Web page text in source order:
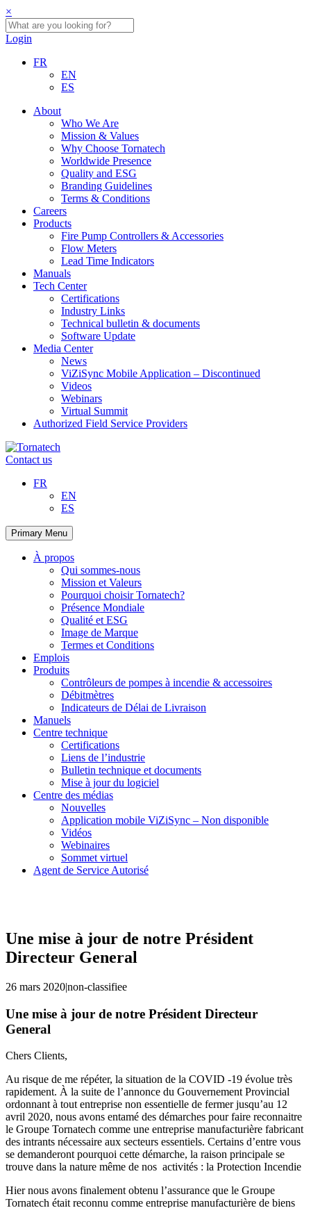
×
Login
FR
EN
ES
About
Who We Are
Mission & Values
Why Choose Tornatech
Worldwide Presence
Quality and ESG
Branding Guidelines
Terms & Conditions
Careers
Products
Fire Pump Controllers & Accessories
Flow Meters
Lead Time Indicators
Manuals
Tech Center
Certifications
Industry Links
Technical bulletin & documents
Software Update
Media Center
News
ViZiSync Mobile Application – Discontinued
Videos
Webinars
Virtual Summit
Authorized Field Service Providers
Skip
to
Contact us
FR
EN
ES
Primary Menu
À propos
Qui sommes-nous
Mission et Valeurs
Pourquoi choisir Tornatech?
Présence Mondiale
Qualité et ESG
Image de Marque
Termes et Conditions
Emplois
Produits
Contrôleurs de pompes à incendie & accessoires
Débitmètres
Indicateurs de Délai de Livraison
Manuels
Centre technique
Certifications
Liens de l’industrie
Bulletin technique et documents
Mise à jour du logiciel
Centre des médias
Nouvelles
Application mobile ViZiSync – Non disponible
Vidéos
Webinaires
Sommet virtuel
Agent de Service Autorisé
Une mise à jour de notre Président
Directeur General
26 mars 2020|non-classifiee
Une mise à jour de notre Président Directeur
General
Chers Clients,
Au risque de me répéter, la situation de la COVID -19 évolue très
rapidement. À la suite de l’annonce du Gouvernement Provincial
ordonnant à tout entreprise non essentielle de fermer jusqu’au 12
avril 2020, nous avons entamé des démarches pour faire reconnaitre
le Groupe Tornatech comme une entreprise manufacturière fabricant
des intrants nécessaire aux secteurs essentiels. Certains d’entre vous
se demanderont pourquoi cette démarche, la raison principale se
trouve dans la nature même de nos activités : la Protection Incendie
Hier nous avons finalement obtenu l’assurance que le Groupe
Tornatech était reconnu comme entreprise manufacturière de biens